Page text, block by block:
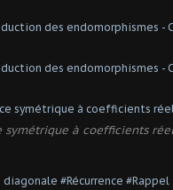
symétrique à coefficients